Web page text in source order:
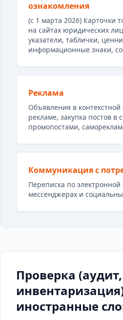
ознакомления
(с 1 марта 2026) Карточки
на сайтах юридических
указатели, таблички,
информационные знаки,
Реклама
Объявления в
рекламе, закупка постов в
промопостами,
Коммуникация с
Переписка по
мессенджерах и
Проверка (аудит,
иностранные